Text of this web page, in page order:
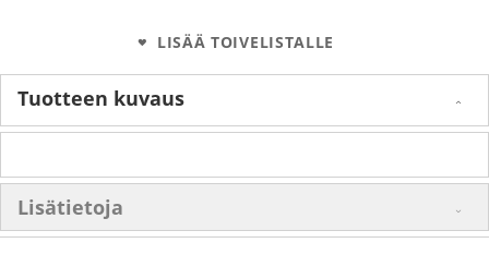
LISÄÄ TOIVELISTALLE
Tuotteen kuvaus
Lisätietoja